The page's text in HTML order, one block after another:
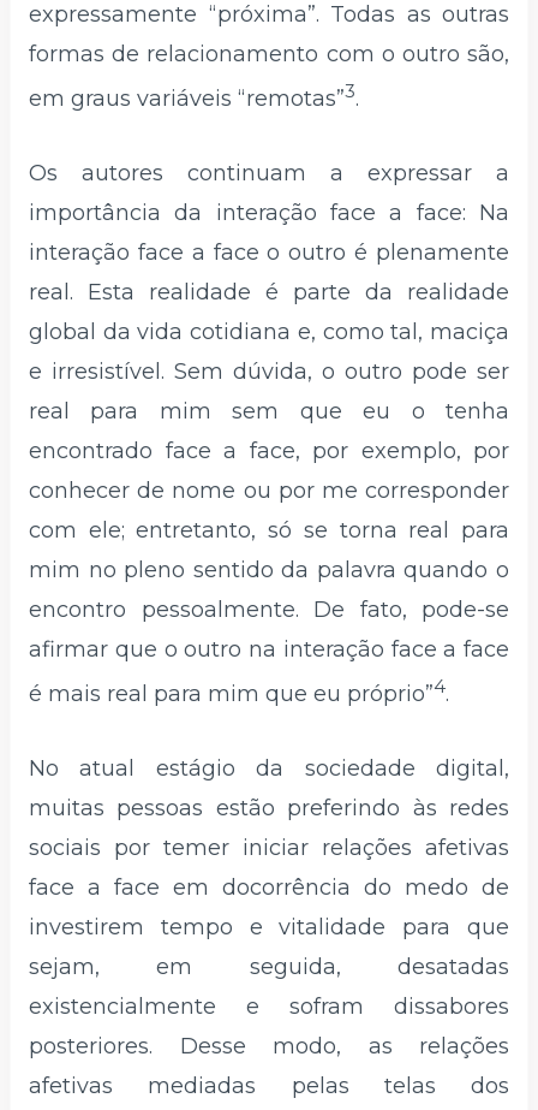
expressamente “próxima”. Todas as outras
formas de relacionamento com o outro são,
em graus variáveis “remotas”3.
Os autores continuam a expressar a
importância da interação face a face: Na
interação face a face o outro é plenamente
real. Esta realidade é parte da realidade
global da vida cotidiana e, como tal, maciça
e irresistível. Sem dúvida, o outro pode ser
real para mim sem que eu o tenha
encontrado face a face, por exemplo, por
conhecer de nome ou por me corresponder
com ele; entretanto, só se torna real para
mim no pleno sentido da palavra quando o
encontro pessoalmente. De fato, pode-se
afirmar que o outro na interação face a face
é mais real para mim que eu próprio”4.
No atual estágio da sociedade digital,
muitas pessoas estão preferindo às redes
sociais por temer iniciar relações afetivas
face a face em docorrência do medo de
investirem tempo e vitalidade para que
sejam, em seguida, desatadas
existencialmente e sofram dissabores
posteriores. Desse modo, as relações
afetivas mediadas pelas telas dos